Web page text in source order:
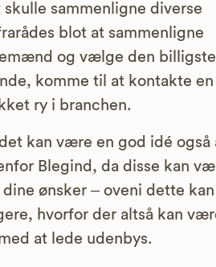
sammenligne diverse
blot at sammenligne
og vælge den
komme til at kontakte en
ry i branchen.
kan være en god idé også
Blegind, da disse kan
ønsker – oveni dette
hvorfor der altså kan
at lede udenbys.